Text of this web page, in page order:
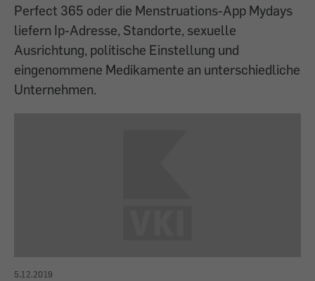
Perfect 365 oder die Menstruations-App Mydays
liefern Ip-Adresse, Standorte, sexuelle
Ausrichtung, politische Einstellung und
eingenommene Medikamente an unterschiedliche
Unternehmen.
5.12.2019